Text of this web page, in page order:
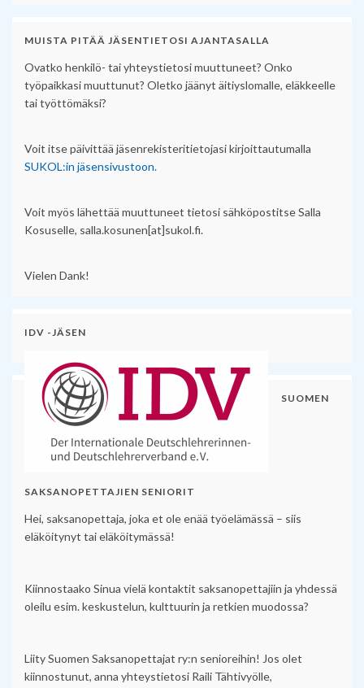
MUISTA PITÄÄ JÄSENTIETOSI AJANTASALLA
Ovatko henkilö- tai yhteystietosi muuttuneet? Onko
työpaikkasi muuttunut? Oletko jäänyt äitiyslomalle, eläkkeelle
tai työttömäksi?
Voit itse päivittää jäsenrekisteritietojasi kirjoittautumalla
SUKOL:in jäsensivustoon.
Voit myös lähettää muuttuneet tietosi sähköpostitse Salla
Kosuselle, salla.kosunen[at]sukol.fi.
Vielen Dank!
IDV -JÄSEN
SUOMEN
SAKSANOPETTAJIEN SENIORIT
Hei, saksanopettaja, joka et ole enää työelämässä – siis
eläköitynyt tai eläköitymässä!
Kiinnostaako Sinua vielä kontaktit saksanopettajiin ja yhdessä
oleilu esim. keskustelun, kulttuurin ja retkien muodossa?
Liity Suomen Saksanopettajat ry:n senioreihin! Jos olet
kiinnostunut, anna yhteystietosi Raili Tähtivyölle,